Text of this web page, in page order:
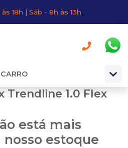
18h | Sáb - 8h às 13h
Trendline 1.0 Flex
está mais
estoque